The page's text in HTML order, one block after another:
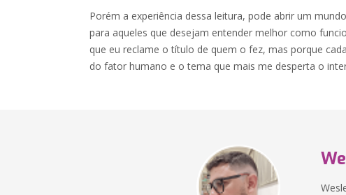
Porém a experiência dessa leitura, pode abrir um
para aqueles que desejam entender melhor como
que eu reclame o título de quem o fez, mas porque
do fator humano e o tema que mais me desperta o